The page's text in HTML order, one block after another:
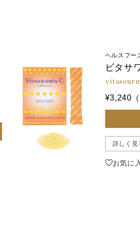
ヘルスフー
ビタサ
¥3,240（
詳しく見
お気に